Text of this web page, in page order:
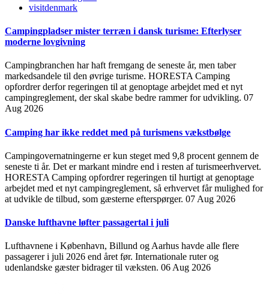
visitdenmark
Campingpladser mister terræn i dansk turisme: Efterlyser
moderne lovgivning
Campingbranchen har haft fremgang de seneste år, men taber
markedsandele til den øvrige turisme. HORESTA Camping
opfordrer derfor regeringen til at genoptage arbejdet med et nyt
campingreglement, der skal skabe bedre rammer for udvikling. 07
Aug 2026
Camping har ikke reddet med på turismens vækstbølge
Campingovernatningerne er kun steget med 9,8 procent gennem de
seneste ti år. Det er markant mindre end i resten af turismeerhvervet.
HORESTA Camping opfordrer regeringen til hurtigt at genoptage
arbejdet med et nyt campingreglement, så erhvervet får mulighed for
at udvikle de tilbud, som gæsterne efterspørger. 07 Aug 2026
Danske lufthavne løfter passagertal i juli
Lufthavnene i København, Billund og Aarhus havde alle flere
passagerer i juli 2026 end året før. Internationale ruter og
udenlandske gæster bidrager til væksten. 06 Aug 2026